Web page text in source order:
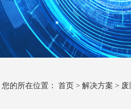
您的所在位置： 首页 > 解决方案 >